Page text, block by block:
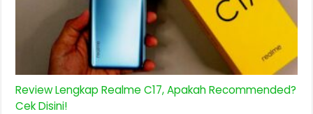
Review Lengkap Realme C17, Apakah Recommended?
Cek Disini!